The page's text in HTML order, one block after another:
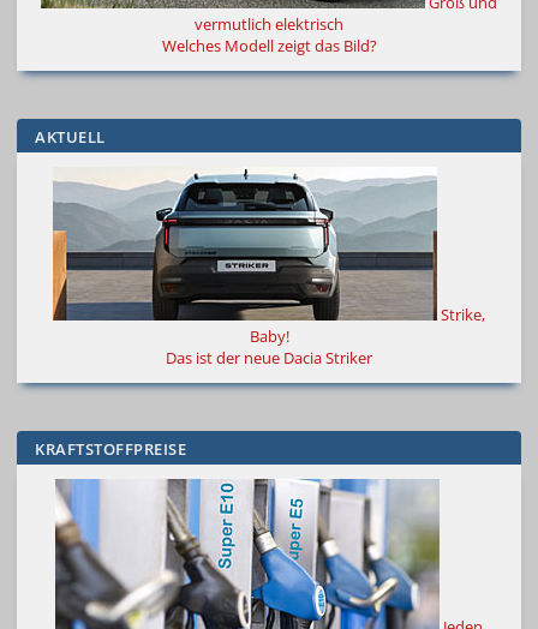
vermutlich elektrisch
Welches Modell zeigt das Bild?
AKTUELL
Strike,
Baby!
Das ist der neue Dacia Striker
KRAFTSTOFFPREISE